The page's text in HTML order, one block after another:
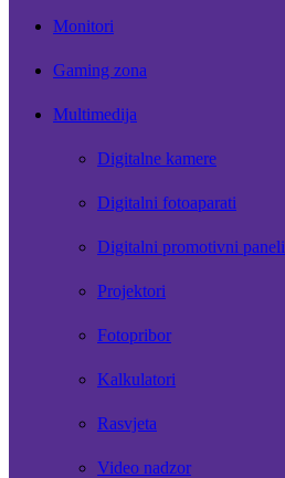
Monitori
Gaming zona
Multimedija
Digitalne kamere
Digitalni fotoaparati
Digitalni promotivni paneli
Projektori
Fotopribor
Kalkulatori
Rasvjeta
Video nadzor